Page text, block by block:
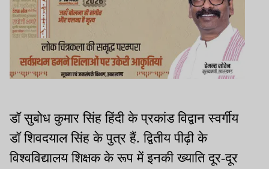
डॉ सुबोध कुमार सिंह हिंदी के प्रकांड विद्वान स्वर्गीय
डॉ शिवदयाल सिंह के पुत्र हैं. द्वितीय पीढ़ी के
विश्वविद्यालय शिक्षक के रूप में इनकी ख्याति दूर-दूर